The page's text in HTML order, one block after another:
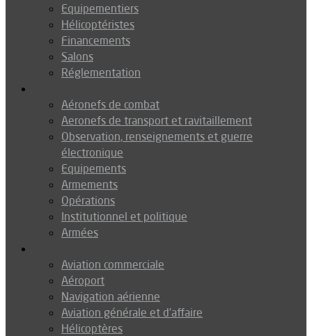
Equipementiers
Hélicoptéristes
Financements
Salons
Réglementation
Aéronefs de combat
Aeronefs de transport et ravitaillement
Observation, renseignements et guerre
électronique
Equipements
Armements
Opérations
Institutionnel et politique
Armées
Aviation commerciale
Aéroport
Navigation aérienne
Aviation générale et d’affaire
Hélicoptères